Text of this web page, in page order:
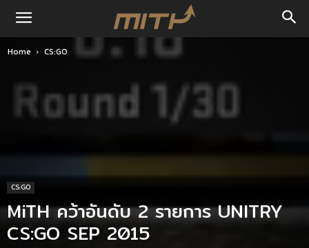
Home CS:GO
CS:GO
MiTH คว้าอันดับ 2 รายการ UNITRY
CS:GO SEP 2015